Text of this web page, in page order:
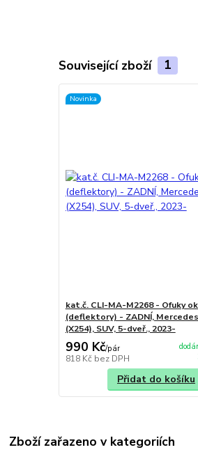
Související zboží 1
Novinka
kat.č. CLI-MA-M2268 - Ofuky
(deflektory) - ZADNÍ, Mercedes
(X254), SUV, 5-dveř., 2023-
990 Kč/pár
818 Kč bez DPH
Přidat do košíku
Zboží zařazeno v kategoriích